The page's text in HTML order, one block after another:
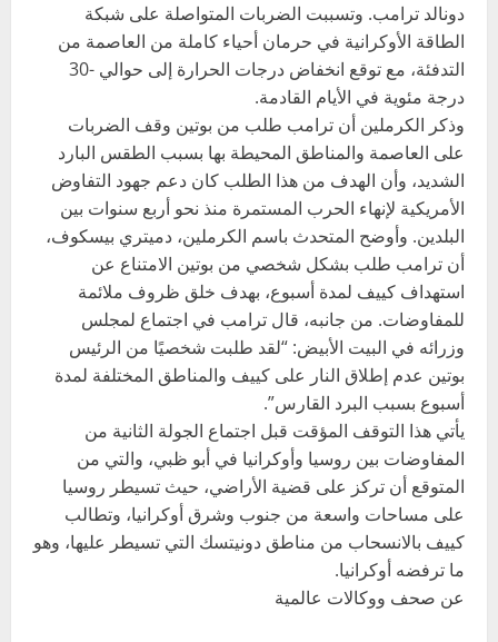
دونالد ترامب. وتسببت الضربات المتواصلة على شبكة
الطاقة الأوكرانية في حرمان أحياء كاملة من العاصمة من
التدفئة، مع توقع انخفاض درجات الحرارة إلى حوالي -30
درجة مئوية في الأيام القادمة.
وذكر الكرملين أن ترامب طلب من بوتين وقف الضربات
على العاصمة والمناطق المحيطة بها بسبب الطقس البارد
الشديد، وأن الهدف من هذا الطلب كان دعم جهود التفاوض
الأمريكية لإنهاء الحرب المستمرة منذ نحو أربع سنوات بين
البلدين. وأوضح المتحدث باسم الكرملين، دميتري بيسكوف،
أن ترامب طلب بشكل شخصي من بوتين الامتناع عن
استهداف كييف لمدة أسبوع، بهدف خلق ظروف ملائمة
للمفاوضات. من جانبه، قال ترامب في اجتماع لمجلس
وزرائه في البيت الأبيض: “لقد طلبت شخصيًا من الرئيس
بوتين عدم إطلاق النار على كييف والمناطق المختلفة لمدة
أسبوع بسبب البرد القارس”.
يأتي هذا التوقف المؤقت قبل اجتماع الجولة الثانية من
المفاوضات بين روسيا وأوكرانيا في أبو ظبي، والتي من
المتوقع أن تركز على قضية الأراضي، حيث تسيطر روسيا
على مساحات واسعة من جنوب وشرق أوكرانيا، وتطالب
كييف بالانسحاب من مناطق دونيتسك التي تسيطر عليها، وهو
ما ترفضه أوكرانيا.
عن صحف ووكالات عالمية